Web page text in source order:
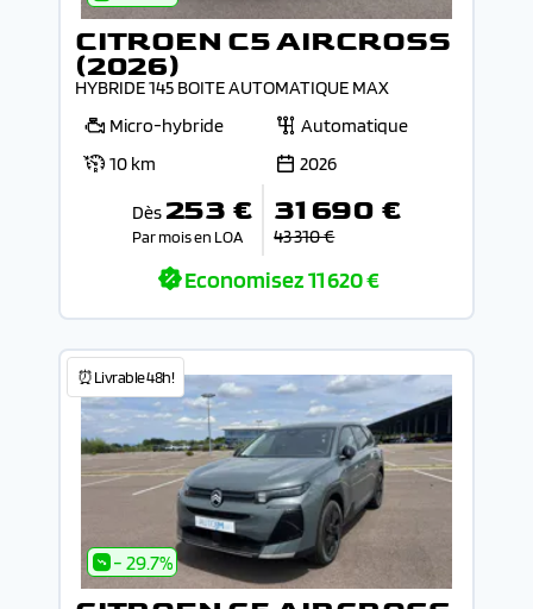
CITROEN C5 AIRCROSS
(2026)
HYBRIDE 145 BOITE AUTOMATIQUE MAX
Micro-hybride
Automatique
10 km
2026
Dès 253 €
Par mois en LOA
31 690 €
43 310 €
Economisez11 620 €
⏰Livrable 48h!
- 29.7%